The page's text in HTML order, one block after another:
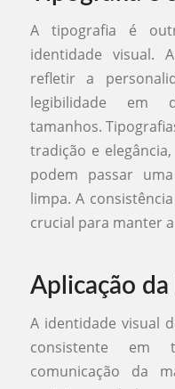
A tipografia é
identidade visual.
refletir a
legibilidade em
tamanhos.
tradição e
podem passar
limpa. A
crucial para manter
Aplicação
A identidade visual
consistente em
comunicação da